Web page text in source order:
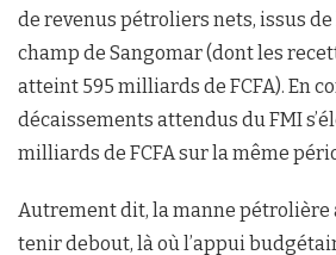
de revenus pétroliers nets, issus
champ de Sangomar (dont les
atteint 595 milliards de FCFA). En
décaissements attendus du FMI
milliards de FCFA sur la même
Autrement dit, la manne pétrolière
tenir debout, là où l’appui